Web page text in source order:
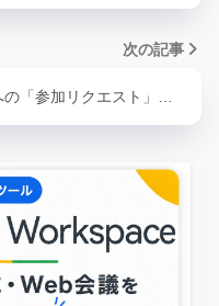
次の記事
「参加リクエスト」…